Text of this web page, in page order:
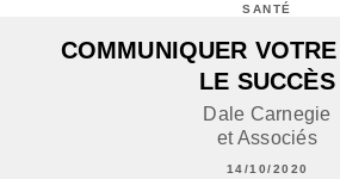
SANTÉ
COMMUNIQUER
LE SUCCÈS
Dale Carnegie
et Associés
14/10/2020